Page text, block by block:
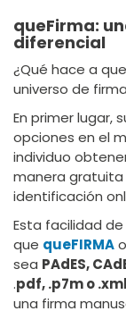
queFirma:
diferencial
¿Qué hace a
universo de
En primer lugar,
opciones en el
individuo
manera
identificación
Esta facilidad
que queFIRMA
sea PAdES,
.pdf, .p7m o .xml
una firma